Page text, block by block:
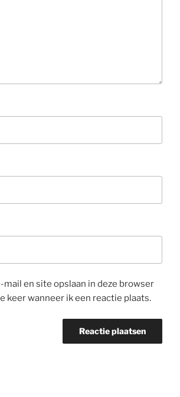
mail en site opslaan in deze browser
keer wanneer ik een reactie plaats.